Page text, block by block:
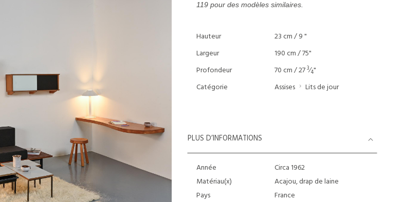
119 pour des modèles similaires.
Hauteur
23 cm / 9 "
Largeur
190 cm / 75"
Profondeur
70 cm / 273⁄4"
Catégorie
Assises Lits de jour
PLUS D’INFORMATIONS
Année
Circa 1962
Matériau(x)
Acajou, drap de laine
Pays
France